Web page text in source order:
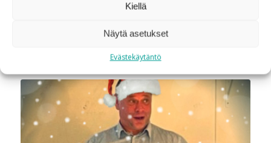
Kiellä
Näytä asetukset
Evästekäytäntö
SUHOn kesäpäivät 8.-10.6.2022